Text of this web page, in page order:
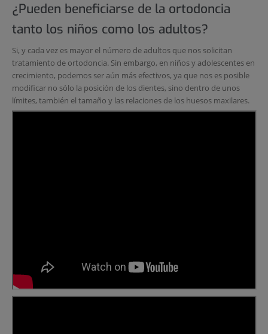
¿Pueden beneficiarse de la ortodoncia
tanto los niños como los adultos?
Si, y cada vez es mayor el número de adultos que nos solicitan
tratamiento de ortodoncia. Sin embargo, en niños y adolescentes en
crecimiento, podemos ser aún más efectivos, ya que nos es posible
modificar no sólo la posición de los dientes, sino dentro de unos
límites, también el tamaño y las relaciones de los huesos maxilares.